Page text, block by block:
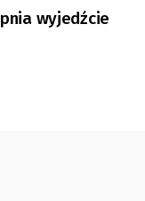
wyjedźcie